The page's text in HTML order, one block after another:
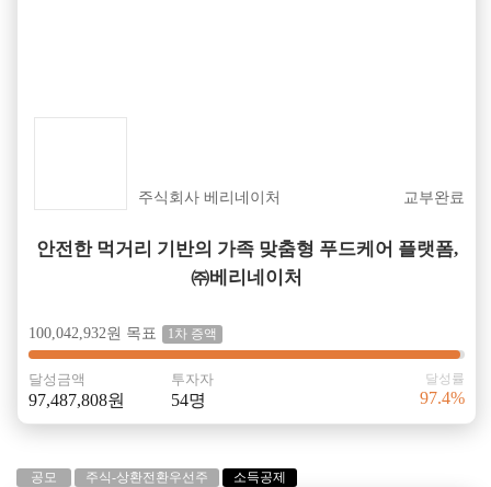
주식회사 베리네이처 교부완료
안전한 먹거리 기반의 가족 맞춤형 푸드케어 플랫폼,
㈜베리네이처
100,042,932원 목표 1차 증액
달성금액
97,487,808원
투자자
54명
달성률
97.4%
공모 주식-상환전환우선주 소득공제